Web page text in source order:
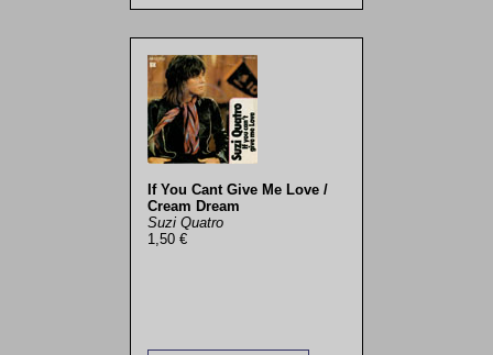
If You Cant Give Me Love /
Cream Dream
Suzi Quatro
1,50 €